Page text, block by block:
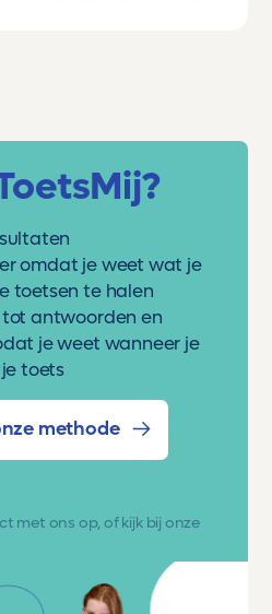
omdat je weet wat je
toetsen te halen
antwoorden en
je weet wanneer je
toets
methode
met ons op, of kijk bij onze